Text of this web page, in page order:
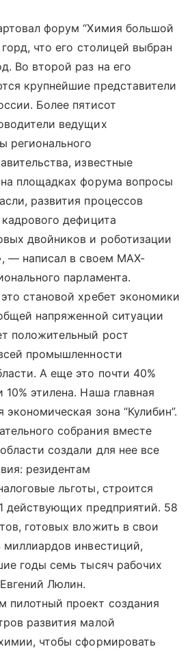
форум “Химия большой
что его столицей выбран
Во второй раз на его
крупнейшие представители
Более пятисот
ведущих
регионального
известные
площадках форума вопросы
развития процессов
дефицита
двойников и роботизации
— написал в своем МАХ-
парламента.
становой хребет экономики
напряженной ситуации
положительный рост
промышленности
А еще это почти 40%
этилена. Наша главная
зона “Кулибин”.
собрания вместе
создали для нее все
резидентам
льготы, строится
действующих предприятий. 58
готовых вложить в свои
миллиардов инвестиций,
годы семь тысяч рабочих
Люлин.
проект создания
развития малой
чтобы сформировать